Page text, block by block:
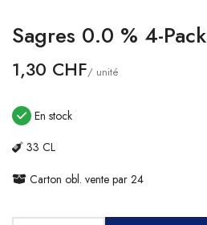
Devise
Sagres 0.0 % 4-Pack
1,30 CHF/ unité
En stock
33 CL
Carton obl. vente par 24